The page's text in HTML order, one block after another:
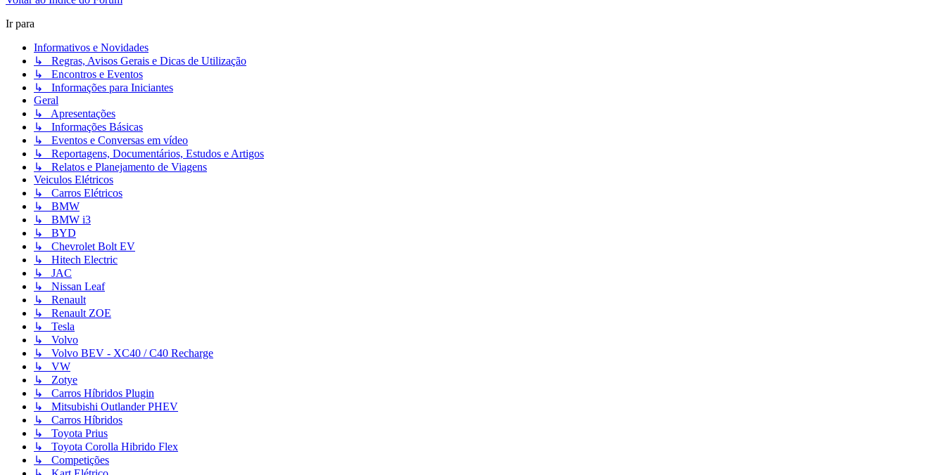
Ir para
Informativos e Novidades
↳ Regras, Avisos Gerais e Dicas de Utilização
↳ Encontros e Eventos
↳ Informações para Iniciantes
Geral
↳ Apresentações
↳ Informações Básicas
↳ Eventos e Conversas em vídeo
↳ Reportagens, Documentários, Estudos e Artigos
↳ Relatos e Planejamento de Viagens
Veiculos Elétricos
↳ Carros Elétricos
↳ BMW
↳ BMW i3
↳ BYD
↳ Chevrolet Bolt EV
↳ Hitech Electric
↳ JAC
↳ Nissan Leaf
↳ Renault
↳ Renault ZOE
↳ Tesla
↳ Volvo
↳ Volvo BEV - XC40 / C40 Recharge
↳ VW
↳ Zotye
↳ Carros Híbridos Plugin
↳ Mitsubishi Outlander PHEV
↳ Carros Híbridos
↳ Toyota Prius
↳ Toyota Corolla Hibrido Flex
↳ Competições